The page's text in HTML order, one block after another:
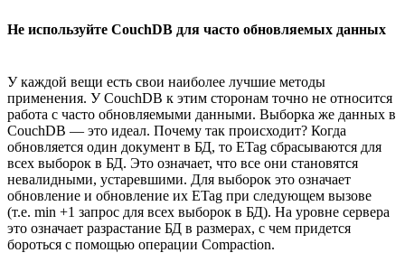
Не используйте CouchDB для часто обновляемых данных
У каждой вещи есть свои наиболее лучшие методы
применения. У CouchDB к этим сторонам точно не относится
работа с часто обновляемыми данными. Выборка же данных в
CouchDB — это идеал. Почему так происходит? Когда
обновляется один документ в БД, то ETag сбрасываются для
всех выборок в БД. Это означает, что все они становятся
невалидными, устаревшими. Для выборок это означает
обновление и обновление их ETag при следующем вызове
(т.е. min +1 запрос для всех выборок в БД). На уровне сервера
это означает разрастание БД в размерах, с чем придется
бороться с помощью операции Compaction.